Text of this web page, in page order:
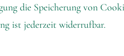
die Speicherung von
ist jederzeit widerrufbar.